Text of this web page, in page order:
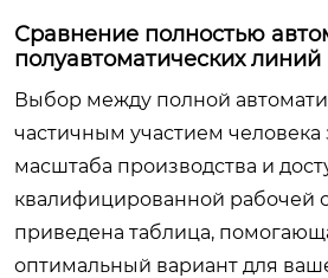
Сравнение полностью
полуавтоматических линий
Выбор между полной
частичным участием человека
масштаба производства и
квалифицированной рабочей
приведена таблица,
оптимальный вариант для